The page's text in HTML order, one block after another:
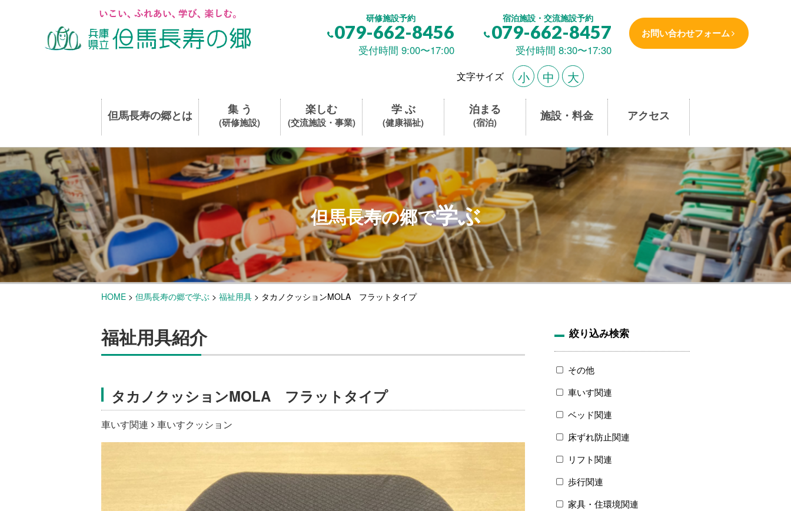
研修施設予約
079-662-8456
受付時間 9:00〜17:00
宿泊施設・交流施設予約
079-662-8457
受付時間 8:30〜17:30
お問い合わせフォーム
文字サイズ 小 中 大
但馬長寿の郷とは 集 う
(研修施設)
楽しむ
(交流施設・事業)
学 ぶ
(健康福祉)
泊まる
(宿泊) 施設・料金 アクセス
但馬長寿の郷で学ぶ
HOME > 但馬長寿の郷で学ぶ > 福祉用具 > タカノクッションMOLA フラットタイプ
福祉用具紹介
タカノクッションMOLA フラットタイプ
車いす関連 車いすクッション
絞り込み検索
その他
車いす関連
ベッド関連
床ずれ防止関連
リフト関連
歩行関連
家具・住環境関連